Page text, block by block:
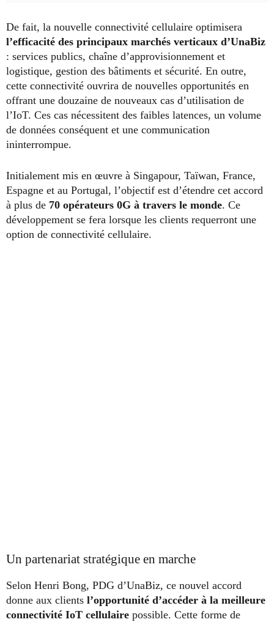
De fait, la nouvelle connectivité cellulaire optimisera
l’efficacité des principaux marchés verticaux d’UnaBiz
: services publics, chaîne d’approvisionnement et
logistique, gestion des bâtiments et sécurité. En outre,
cette connectivité ouvrira de nouvelles opportunités en
offrant une douzaine de nouveaux cas d’utilisation de
l’IoT. Ces cas nécessitent des faibles latences, un volume
de données conséquent et une communication
ininterrompue.
Initialement mis en œuvre à Singapour, Taïwan, France,
Espagne et au Portugal, l’objectif est d’étendre cet accord
à plus de 70 opérateurs 0G à travers le monde. Ce
développement se fera lorsque les clients requerront une
option de connectivité cellulaire.
Un partenariat stratégique en marche
Selon Henri Bong, PDG d’UnaBiz, ce nouvel accord
donne aux clients l’opportunité d’accéder à la meilleure
connectivité IoT cellulaire possible. Cette forme de